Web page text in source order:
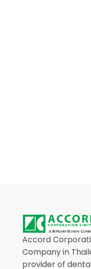
Accord
Company in
provider of